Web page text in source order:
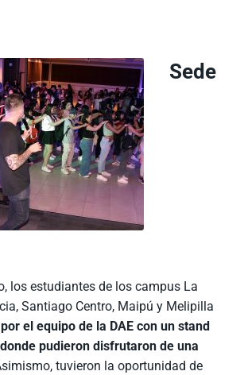
Sede
los estudiantes de los campus La
Santiago Centro, Maipú y Melipilla
el equipo de la DAE con un stand
pudieron disfrutaron de una
tuvieron la oportunidad de